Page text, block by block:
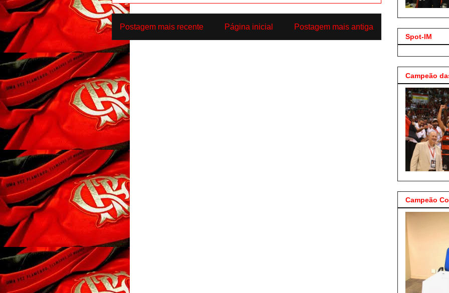
Postagem mais recente Postagem mais antiga
Página inicial
Spot-IM
Campeão
Campeão